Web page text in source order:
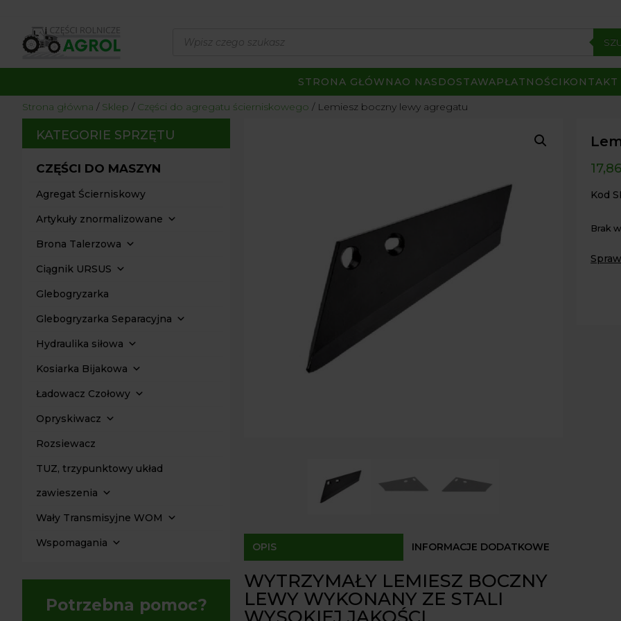
produktów
STRONA GŁÓWNAO NAS DOSTAWAPŁATNOŚCI KONTAKT
Strona główna / Sklep / Części do agregatu ścierniskowego / Lemiesz boczny lewy agregatu
KATEGORIE SPRZĘTU
CZĘŚCI DO MASZYN
Agregat Ścierniskowy
Artykuły znormalizowane
Brona Talerzowa
Ciągnik URSUS
Glebogryzarka
Glebogryzarka Separacyjna
Hydraulika siłowa
Kosiarka Bijakowa
Ładowacz Czołowy
Opryskiwacz
Rozsiewacz
TUZ, trzypunktowy układ
zawieszenia
Wały Transmisyjne WOM
Wspomagania
Potrzebna pomoc?
OPIS INFORMACJE DODATKOWE
WYTRZYMAŁY LEMIESZ BOCZNY
LEWY WYKONANY ZE STALI
17,86
Kod
Brak